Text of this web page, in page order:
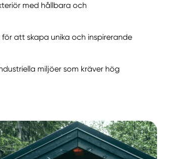
med hållbara och
att skapa unika och inspirerande
miljöer som kräver hög